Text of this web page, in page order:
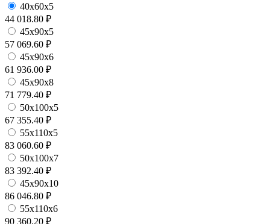
40х60х5
44 018.80 ₽
45х90х5
57 069.60 ₽
45х90х6
61 936.00 ₽
45х90х8
71 779.40 ₽
50х100х5
67 355.40 ₽
55х110х5
83 060.60 ₽
50х100х7
83 392.40 ₽
45х90х10
86 046.80 ₽
55х110х6
90 360.20 ₽